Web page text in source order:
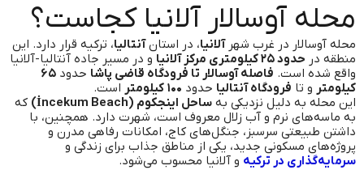
محله آوسالار آلانیا کجاست؟
محله آوسالار در غرب شهرآلانیا، در استانآنتالیا، ترکیه قرار دارد. این
منطقه در حدود ۲۵ کیلومتری مرکز آلانیا
و در مسیر جاده آنتالیا-آلانیا
واقع شده است. فاصله آوسالار تا فرودگاه قاضی پاشا حدود ۶۵
کیلومتر و تا فرودگاه آنتالیا حدود ۱۰۰ کیلومتر
است.
این محله به دلیل نزدیکی به ساحل اینجکوم (İncekum Beach)
که
به ماسه‌های نرم و آب زلال معروف است، شهرت دارد. همچنین، با
داشتن طبیعتی سرسبز، جنگل‌های کاج، امکانات رفاهی مدرن و
پروژه‌های مسکونی جدید، یکی از مناطق جذاب برای زندگی و
سرمایه‌گذاری در ترکیه و آلانیا محسوب می‌شود.